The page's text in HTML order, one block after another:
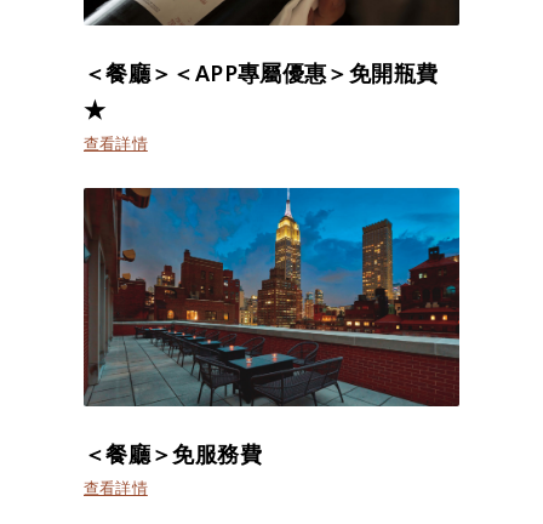
＜餐廳＞＜APP專屬優惠＞免開瓶費
★
查看詳情
＜餐廳＞免服務費
查看詳情